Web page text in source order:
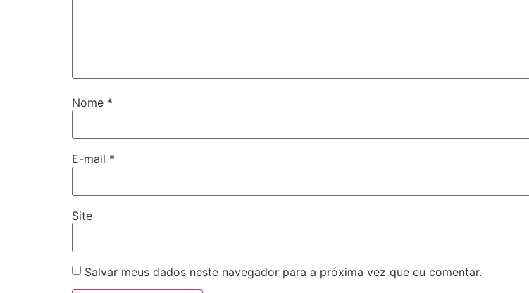
Nome *
E-mail *
Site
Salvar meus dados neste navegador para a próxima vez que eu comentar.